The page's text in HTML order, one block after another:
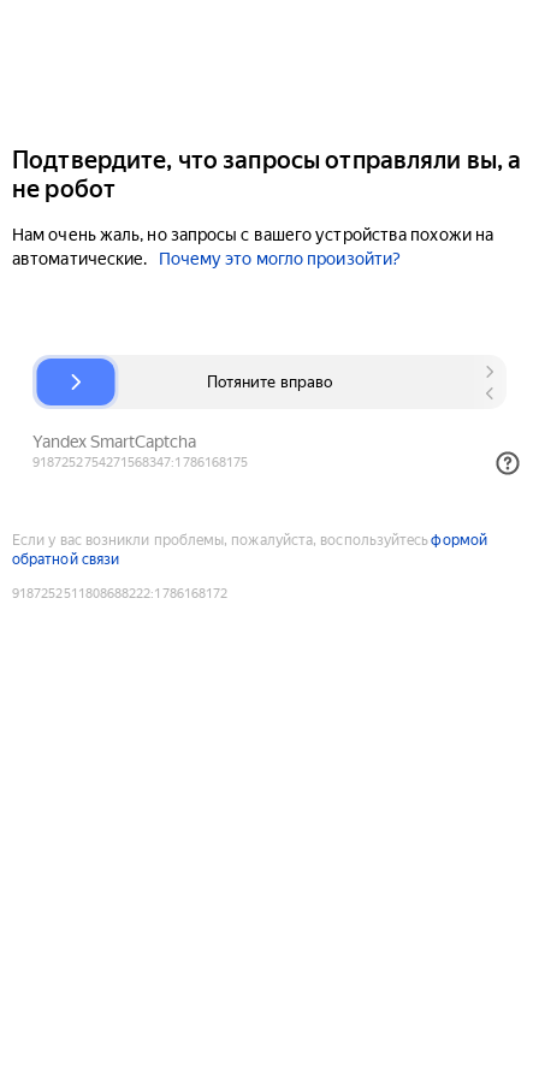
Подтвердите, что запросы отправляли вы, а
не робот
Нам очень жаль, но запросы с вашего устройства похожи на
автоматические.
Почему это могло произойти?
Если у вас возникли проблемы, пожалуйста, воспользуйтесьформой
обратной связи
9187252511808688222:1786168172